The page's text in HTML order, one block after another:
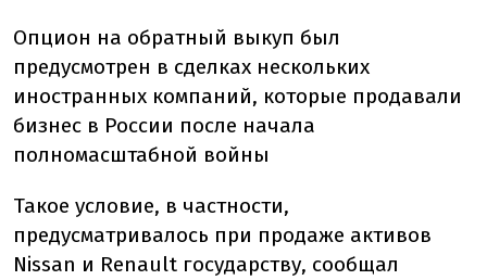
Опцион на обратный выкуп был
предусмотрен в сделках нескольких
иностранных компаний, которые продавали
бизнес в России после начала
полномасштабной войны
Такое условие, в частности,
предусматривалось при продаже активов
Nissan и Renault государству, сообщал